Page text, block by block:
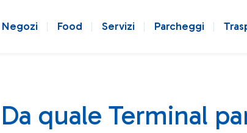
Negozi Food Servizi Parcheggi
Da quale Terminal